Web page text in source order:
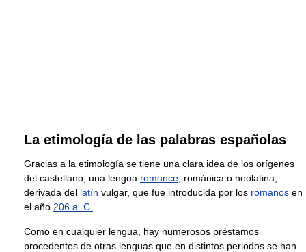
La etimología de las palabras españolas
Gracias a la etimología se tiene una clara idea de los orígenes
del castellano, una lengua romance , románica o neolatina,
derivada del latín vulgar, que fue introducida por los romanos en
el año 206 a. C.
Como en cualquier lengua, hay numerosos préstamos
procedentes de otras lenguas que en distintos periodos se han